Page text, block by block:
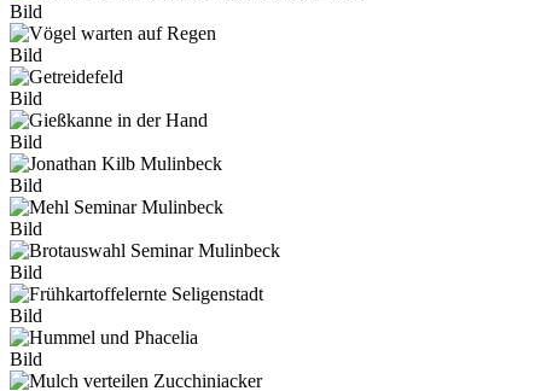
Bild
Bild
Bild
Bild
Bild
Bild
Bild
Bild
Bild